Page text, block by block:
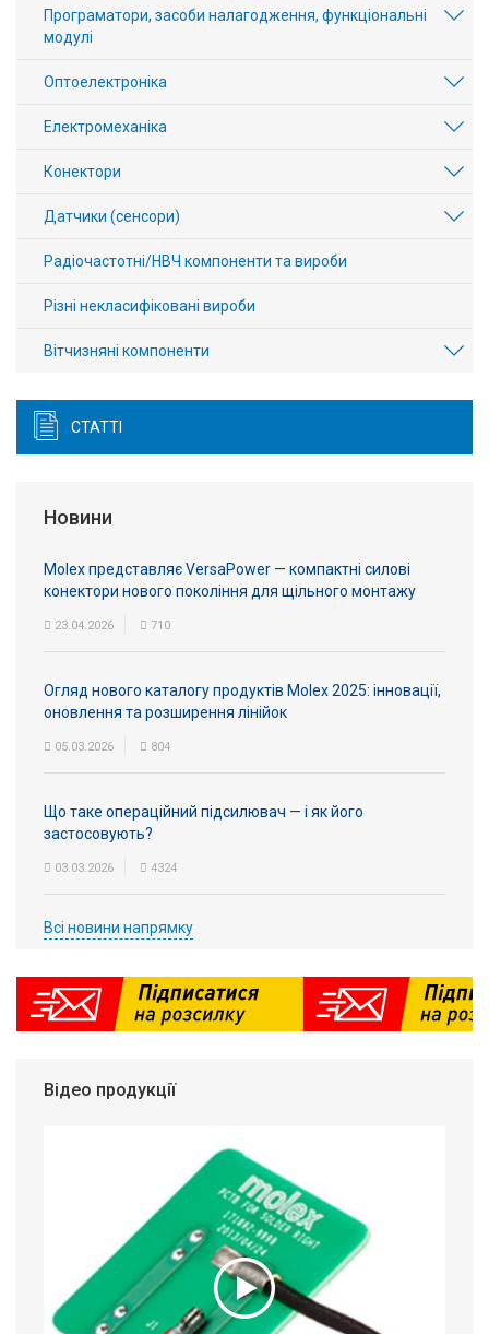
Програматори, засоби налагодження, функціональні
модулі
Оптоелектроніка
Електромеханіка
Конектори
Датчики (сенсори)
Радіочастотні/НВЧ компоненти та вироби
Різні некласифіковані вироби
Вітчизняні компоненти
СТАТТІ
Новини
Molex представляє VersaPower — компактні силові
конектори нового покоління для щільного монтажу
23.04.2026 710
Огляд нового каталогу продуктів Molex 2025: інновації,
оновлення та розширення лінійок
05.03.2026 804
Що таке операційний підсилювач — і як його
застосовують?
03.03.2026 4324
Всі новини напрямку
Відео продукції